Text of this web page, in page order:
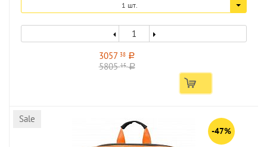
1 шт.
305738 a
580515 a
Sale
-47%